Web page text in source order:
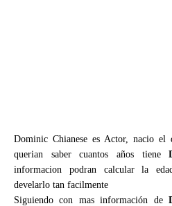
Dominic Chianese es Actor, nacio
querian saber cuantos años tiene
informacion podran calcular la
develarlo tan facilmente
Siguiendo con mas información de